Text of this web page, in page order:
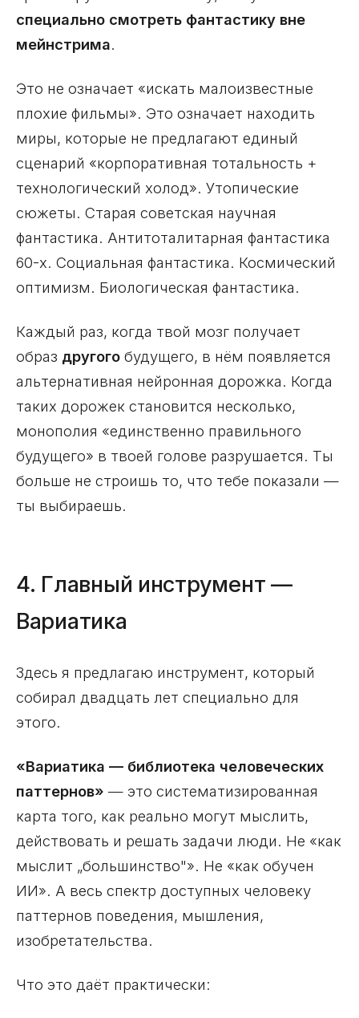
специально смотреть фантастику вне
мейнстрима.
Это не означает «искать малоизвестные
плохие фильмы». Это означает находить
миры, которые не предлагают единый
сценарий «корпоративная тотальность +
технологический холод». Утопические
сюжеты. Старая советская научная
фантастика. Антитоталитарная фантастика
60-х. Социальная фантастика. Космический
оптимизм. Биологическая фантастика.
Каждый раз, когда твой мозг получает
образ другого будущего, в нём появляется
альтернативная нейронная дорожка. Когда
таких дорожек становится несколько,
монополия «единственно правильного
будущего» в твоей голове разрушается. Ты
больше не строишь то, что тебе показали —
ты выбираешь.
4. Главный инструмент —
Вариатика
Здесь я предлагаю инструмент, который
собирал двадцать лет специально для
этого.
«Вариатика — библиотека человеческих
паттернов» — это систематизированная
карта того, как реально могут мыслить,
действовать и решать задачи люди. Не «как
мыслит „большинство"». Не «как обучен
ИИ». А весь спектр доступных человеку
паттернов поведения, мышления,
изобретательства.
Что это даёт практически: